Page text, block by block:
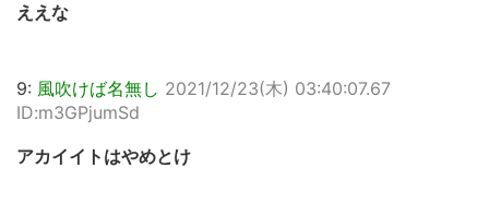
ええな
9: 風吹けば名無し 2021/12/23(木) 03:40:07.67
ID:m3GPjumSd
アカイイトはやめとけ